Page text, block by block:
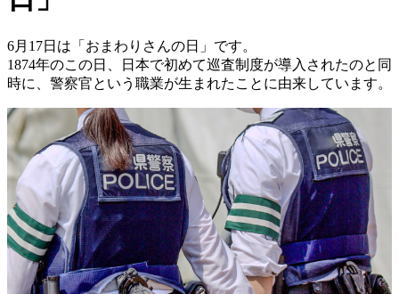
6月17日は「おまわりさんの日」です。
1874年のこの日、日本で初めて巡査制度が導入されたのと同
時に、警察官という職業が生まれたことに由来しています。